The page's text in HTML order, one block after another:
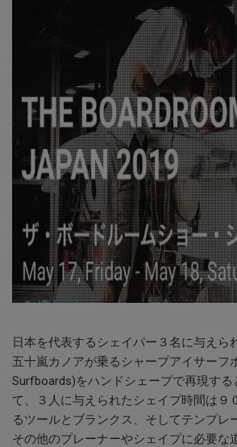
日本を代表するシェイパー３名に与えら
五十嵐カノアが乗るシャープアイサーフ
Surfboards)をハンドシェープで再現する
て、３人に与えられたシェイプ時間は９
るツールとブランクス、そしてテンプレ
その他のプレーナーやシェイプに必要な